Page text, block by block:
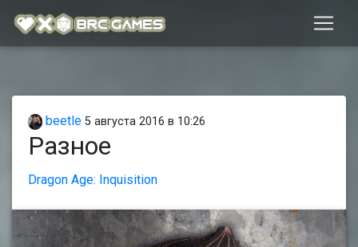
beetle 5 августа 2016 в 10:26
Разное
Dragon Age: Inquisition